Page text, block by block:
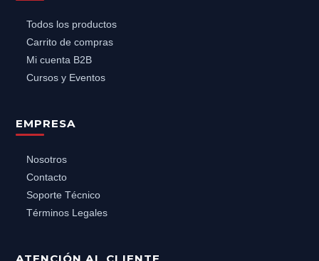
Todos los productos
Carrito de compras
Mi cuenta B2B
Cursos y Eventos
EMPRESA
Nosotros
Contacto
Soporte Técnico
Términos Legales